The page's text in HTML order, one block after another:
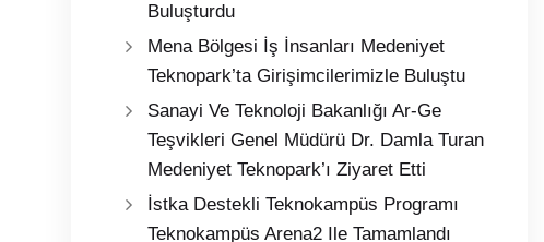
Buluşturdu
Mena Bölgesi İş İnsanları Medeniyet
Teknopark’ta Girişimcilerimizle Buluştu
Sanayi Ve Teknoloji Bakanlığı Ar-Ge
Teşvikleri Genel Müdürü Dr. Damla Turan
Medeniyet Teknopark’ı Ziyaret Etti
İstka Destekli Teknokampüs Programı
Teknokampüs Arena2 Ile Tamamlandı